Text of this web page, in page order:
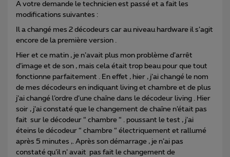
A votre demande le technicien est passé et a fait les
modifications suivantes :
Il a changé mes 2 décodeurs car au niveau hardware il s’agit
encore de la première version .
Hier et ce matin , je n’avait plus mon problème d’arrêt
d’image et de son , mais cela était trop beau pour que tout
fonctionne parfaitement . En effet , hier , j’ai changé le nom
de mes décodeurs en indiquant living et chambre et de plus
j’ai changé l’ordre d’une chaîne dans le décodeur living . Hier
soir , j’ai constaté que le changement de chaîne n’était pas
fait sur le décodeur “ chambre “ . poussant le test , j’ai
éteins le décodeur “ chambre “ électriquement et rallumé
après 5 minutes ,. Après son démarrage , je n’ai pas
constaté qu’il n’ avait pas fait le changement de